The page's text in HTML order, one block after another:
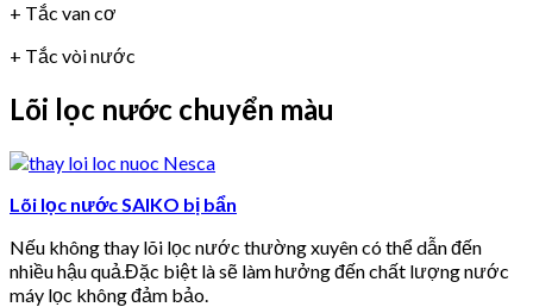
+ Tắc van cơ
+ Tắc vòi nước
Lõi lọc nước chuyển màu
Lõi lọc nước SAIKO bị bẩn
Nếu không thay lõi lọc nước thường xuyên có thể dẫn đến
nhiều hậu quả.Đặc biệt là sẽ làm hưởng đến chất lượng nước
máy lọc không đảm bảo.